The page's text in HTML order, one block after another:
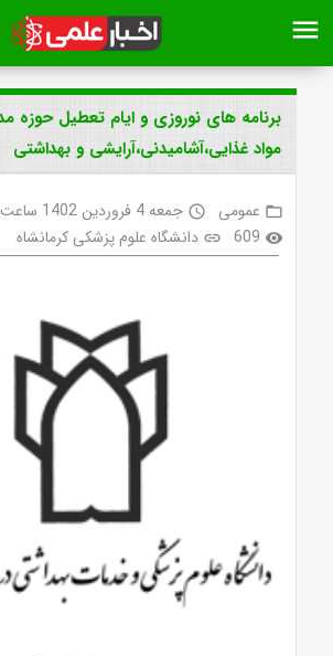
menu
برنامه های نوروزی و ایام تعطیل حوزه
مواد غذایی،‌آشامیدنی،‌آرایشی و بهداشتی
folder_open عمومی access_time جمعه 4 فروردین 1402 ساعت 21:22
visibility
609
link دانشگاه علوم پزشکی کرمانشاه